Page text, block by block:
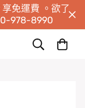
免運費 。欲了
978-8990